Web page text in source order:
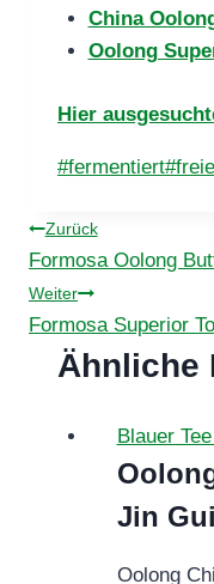
China
Oolong
Hier
Schlagworte:
#fermentiert#
Zurück
Formosa Oolong
Weiter
Formosa Superior
Ähnliche
Blauer
Jin Gui
Oolong